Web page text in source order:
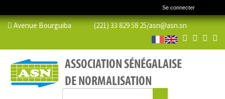
Se connecter
Avenue Bourguiba (221) 33 829 58 25/asn@asn.sn